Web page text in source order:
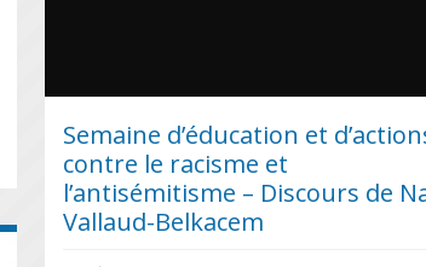
Semaine d’éducation et
contre le racisme et
l’antisémitisme – Discours de
Vallaud-Belkacem